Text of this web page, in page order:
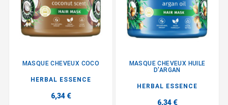
MASQUE CHEVEUX COCO
HERBAL ESSENCE
6,34 €
MASQUE CHEVEUX HUILE
D'ARGAN
HERBAL ESSENCE
6,34 €